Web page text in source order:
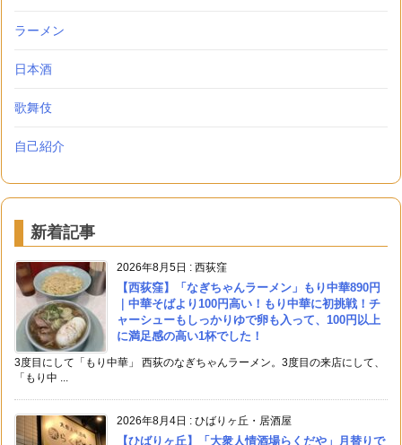
ラーメン
日本酒
歌舞伎
自己紹介
新着記事
2026年8月5日 : 西荻窪
【西荻窪】「なぎちゃんラーメン」もり中華890円
｜中華そばより100円高い！もり中華に初挑戦！チ
ャーシューもしっかりゆで卵も入って、100円以上
に満足感の高い1杯でした！
3度目にして「もり中華」 西荻のなぎちゃんラーメン。3度目の来店にして、
「もり中 ...
2026年8月4日 : ひばりヶ丘・居酒屋
【ひばりヶ丘】「大衆人情酒場らくだや」月替りで